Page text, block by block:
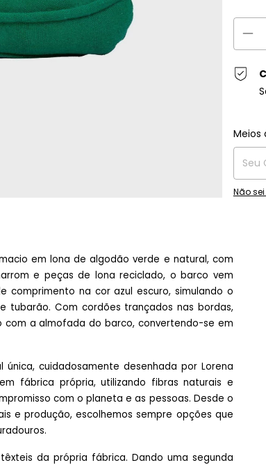
Meios
Não sei
em lona de algodão verde e natural, com
e peças de lona reciclado, o barco vem
na cor azul escuro, simulando o
Com cordões trançados nas bordas,
a almofada do barco, convertendo-se em
cuidadosamente desenhada por Lorena
fábrica própria, utilizando fibras naturais e
com o planeta e as pessoas. Desde o
e produção, escolhemos sempre opções que
da própria fábrica. Dando uma segunda